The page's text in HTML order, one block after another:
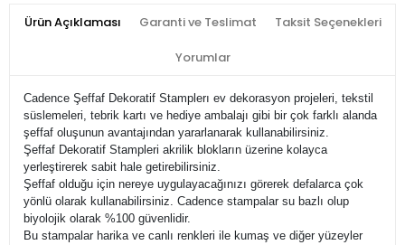
Ürün Açıklaması Garanti ve Teslimat Taksit Seçenekleri
Yorumlar
Cadence Şeffaf Dekoratif Stamplerı ev dekorasyon projeleri, tekstil
süslemeleri, tebrik kartı ve hediye ambalajı gibi bir çok farklı alanda
şeffaf oluşunun avantajından yararlanarak kullanabilirsiniz.
Şeffaf Dekoratif Stampleri akrilik blokların üzerine kolayca
yerleştirerek sabit hale getirebilirsiniz.
Şeffaf olduğu için nereye uygulayacağınızı görerek defalarca çok
yönlü olarak kullanabilirsiniz. Cadence stampalar su bazlı olup
biyolojik olarak %100 güvenlidir.
Bu stampalar harika ve canlı renkleri ile kumaş ve diğer yüzeyler